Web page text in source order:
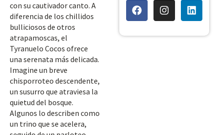
con su cautivador canto. A
diferencia de los chillidos
bulliciosos de otros
atrapamoscas, el
Tyranuelo Cocos ofrece
una serenata más delicada.
Imagine un breve
chisporroteo descendente,
un susurro que atraviesa la
quietud del bosque.
Algunos lo describen como
un trino que se acelera,